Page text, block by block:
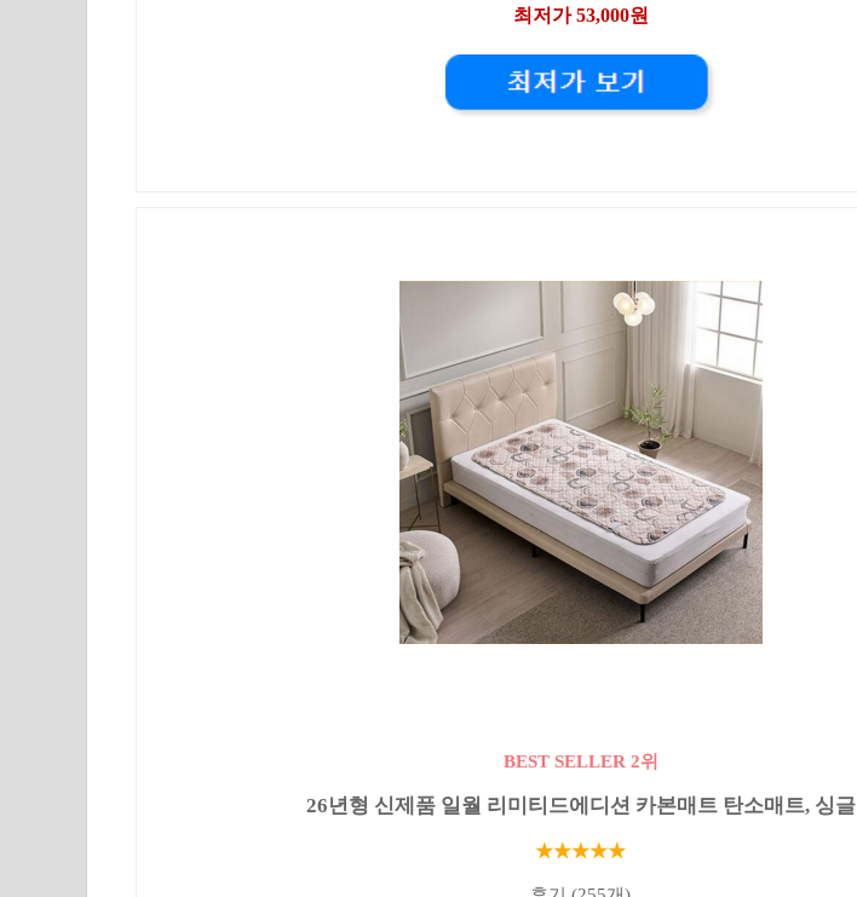
최저가 53,000원
BEST SELLER 2위
26년형 신제품 일월 리미티드에디션 카본매트 탄소매트, 싱글
★★★★★